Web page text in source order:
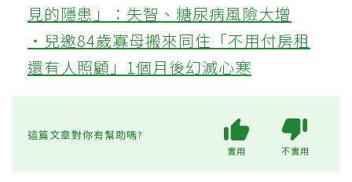
見的隱患」：失智、糖尿病風險大增
‧兒邀84歲寡母搬來同住「不用付房租
還有人照顧」1個月後幻滅心寒
這篇文章對你有幫助嗎?
實用 不實用